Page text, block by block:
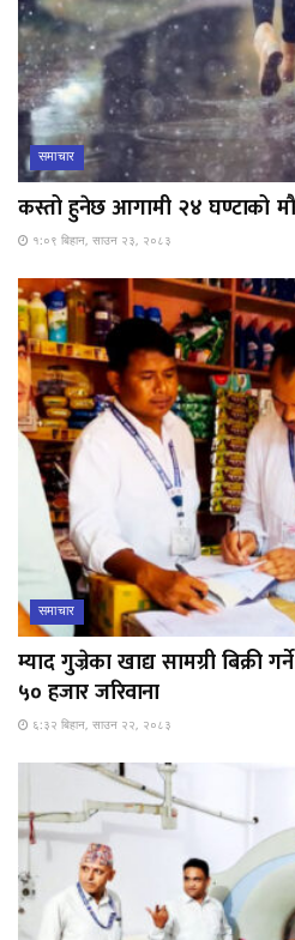
समाचार
कस्तो हुनेछ आगामी २४ घण्टाको
१:०९ बिहान, साउन २३, २०८३
समाचार
म्याद गुज्रेका खाद्य सामग्री बिक्री
५० हजार जरिवाना
६:३२ बिहान, साउन २२, २०८३